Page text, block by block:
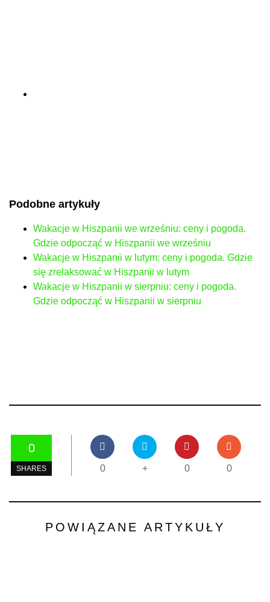
Podobne artykuły
Wakacje w Hiszpanii we wrześniu: ceny i pogoda.
Gdzie odpocząć w Hiszpanii we wrześniu
Wakacje w Hiszpanii w lutym: ceny i pogoda. Gdzie
się zrelaksować w Hiszpanii w lutym
Wakacje w Hiszpanii w sierpniu: ceny i pogoda.
Gdzie odpocząć w Hiszpanii w sierpniu
0
SHARES 0 + 0 0
POWIĄZANE ARTYKUŁY